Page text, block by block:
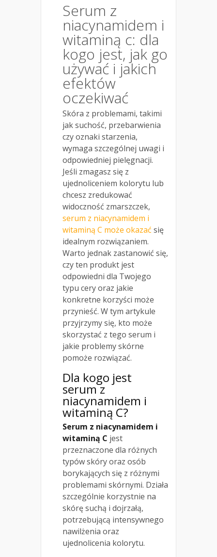
Serum z
niacynamidem i
witaminą c: dla
kogo jest, jak go
używać i jakich
efektów
oczekiwać
Skóra z problemami, takimi
jak suchość, przebarwienia
czy oznaki starzenia,
wymaga szczególnej uwagi i
odpowiedniej pielęgnacji.
Jeśli zmagasz się z
ujednoliceniem kolorytu lub
chcesz zredukować
widoczność zmarszczek,
serum z niacynamidem i
witaminą C może okazać się
idealnym rozwiązaniem.
Warto jednak zastanowić się,
czy ten produkt jest
odpowiedni dla Twojego
typu cery oraz jakie
konkretne korzyści może
przynieść. W tym artykule
przyjrzymy się, kto może
skorzystać z tego serum i
jakie problemy skórne
pomoże rozwiązać.
Dla kogo jest
serum z
niacynamidem i
witaminą C?
Serum z niacynamidem i
witaminą C jest
przeznaczone dla różnych
typów skóry oraz osób
borykających się z różnymi
problemami skórnymi. Działa
szczególnie korzystnie na
skórę suchą i dojrzałą,
potrzebującą intensywnego
nawilżenia oraz
ujednolicenia kolorytu.